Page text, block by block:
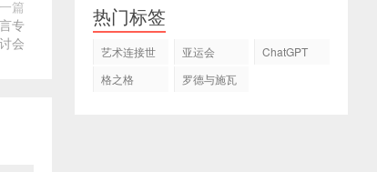
篇
专
会
热门标签
艺术连接世
亚运会
ChatGPT
格之格
罗德与施瓦